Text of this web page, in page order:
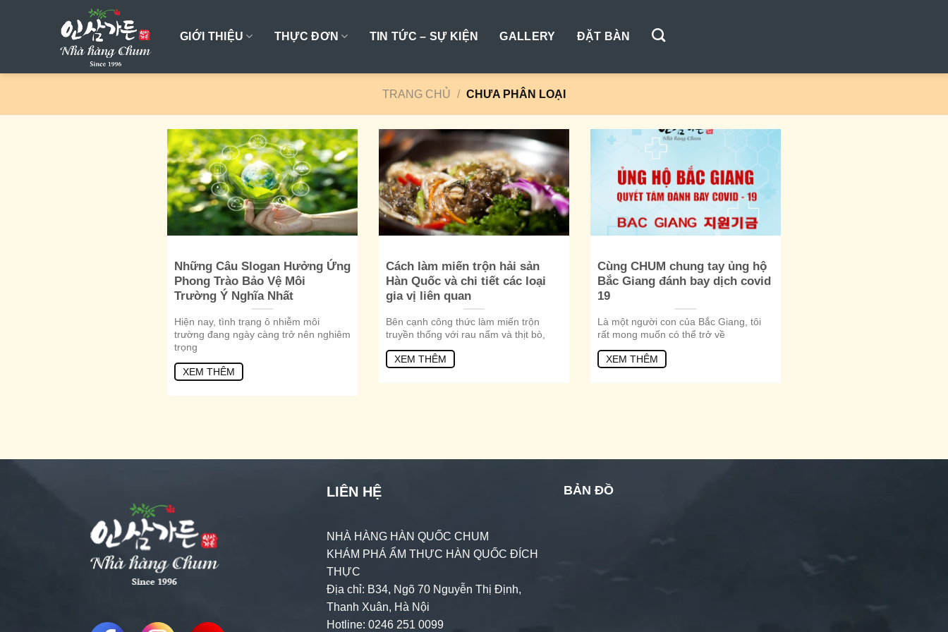
GIỚI THIỆU THỰC ĐƠN TIN TỨC – SỰ KIỆN GALLERY ĐẶT BÀN
TRANG CHỦ / CHƯA PHÂN LOẠI
Những Câu Slogan Hưởng Ứng
Phong Trào Bảo Vệ Môi
Trường Ý Nghĩa Nhất
Hiện nay, tình trạng ô nhiễm môi
trường đang ngày càng trở nên nghiêm
trọng
XEM THÊM
Cách làm miến trộn hải sản
Hàn Quốc và chi tiết các loại
gia vị liên quan
Bên cạnh công thức làm miến trộn
truyền thống với rau nấm và thịt bò,
XEM THÊM
Cùng CHUM chung tay ủng hộ
Bắc Giang đánh bay dịch covid
19
Là một người con của Bắc Giang, tôi
rất mong muốn có thể trở về
XEM THÊM
LIÊN HỆ
NHÀ HÀNG HÀN QUỐC CHUM
KHÁM PHÁ ẨM THỰC HÀN QUỐC ĐÍCH
THỰC
Địa chỉ: B34, Ngõ 70 Nguyễn Thị Định,
Thanh Xuân, Hà Nội
Hotline: 0246 251 0099
BẢN ĐỒ